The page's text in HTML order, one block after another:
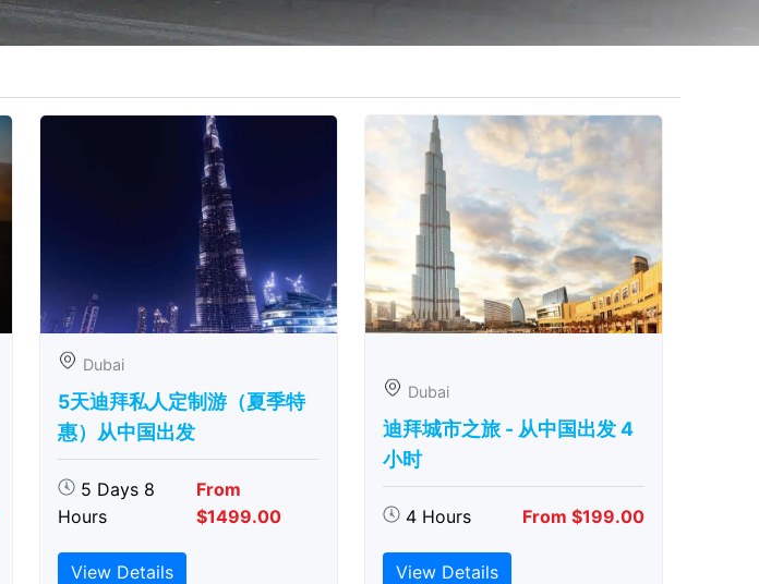
Dubai
5天迪拜私人定制游（夏季特
惠）从中国出发
5 Days 8
Hours
From
$1499.00
View Details
Dubai
迪拜城市之旅 - 从中​​国出发 4
小时
4 Hours From $199.00
View Details